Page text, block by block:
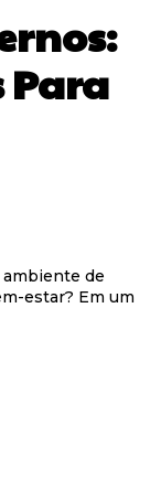
Para
ambiente de
estar? Em um